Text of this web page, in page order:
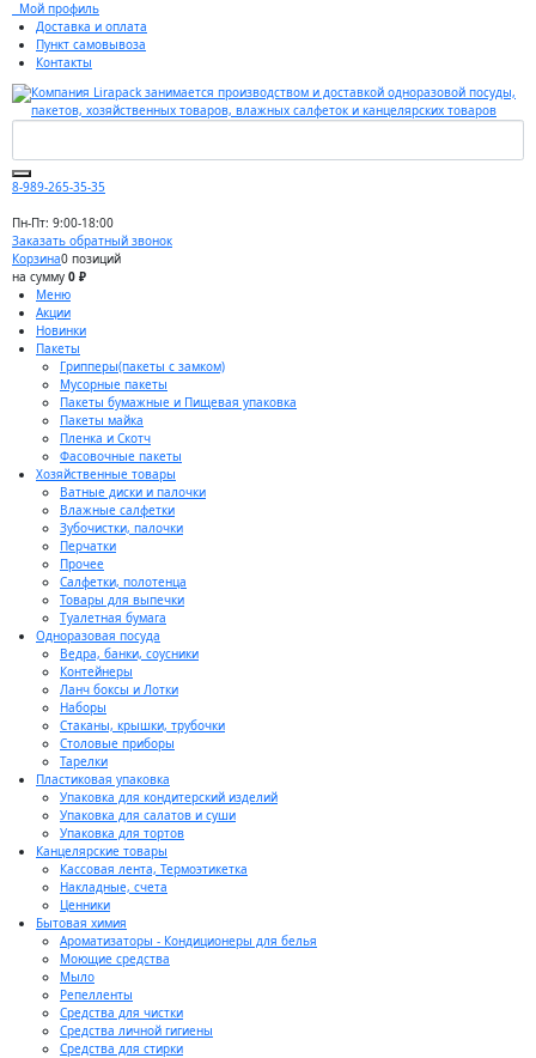
Мой профиль
Доставка и оплата
Пункт самовывоза
Контакты
8-989-265-35-35
Пн-Пт: 9:00-18:00
Заказать обратный звонок
Корзина0 позиций
на сумму 0 ₽
Меню
Акции
Новинки
Пакеты
Грипперы(пакеты с замком)
Мусорные пакеты
Пакеты бумажные и Пищевая упаковка
Пакеты майка
Пленка и Скотч
Фасовочные пакеты
Хозяйственные товары
Ватные диски и палочки
Влажные салфетки
Зубочистки, палочки
Перчатки
Прочее
Салфетки, полотенца
Товары для выпечки
Туалетная бумага
Одноразовая посуда
Ведра, банки, соусники
Контейнеры
Ланч боксы и Лотки
Наборы
Стаканы, крышки, трубочки
Столовые приборы
Тарелки
Пластиковая упаковка
Упаковка для кондитерский изделий
Упаковка для салатов и суши
Упаковка для тортов
Канцелярские товары
Кассовая лента, Термоэтикетка
Накладные, счета
Ценники
Бытовая химия
Ароматизаторы - Кондиционеры для белья
Моющие средства
Мыло
Репелленты
Средства для чистки
Средства личной гигиены
Средства для стирки